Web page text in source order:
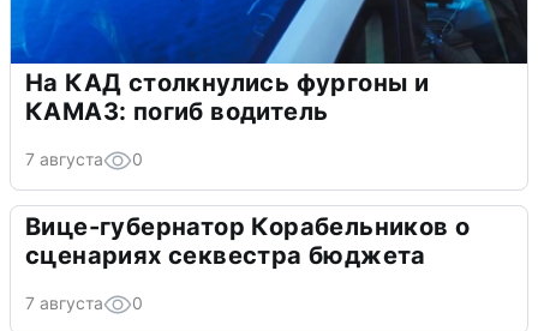
На КАД столкнулись фургоны и
КАМАЗ: погиб водитель
7 августа 0
Вице-губернатор Корабельников о
сценариях секвестра бюджета
7 августа 0